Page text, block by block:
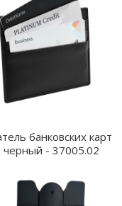
банковских карт
черный - 37005.02